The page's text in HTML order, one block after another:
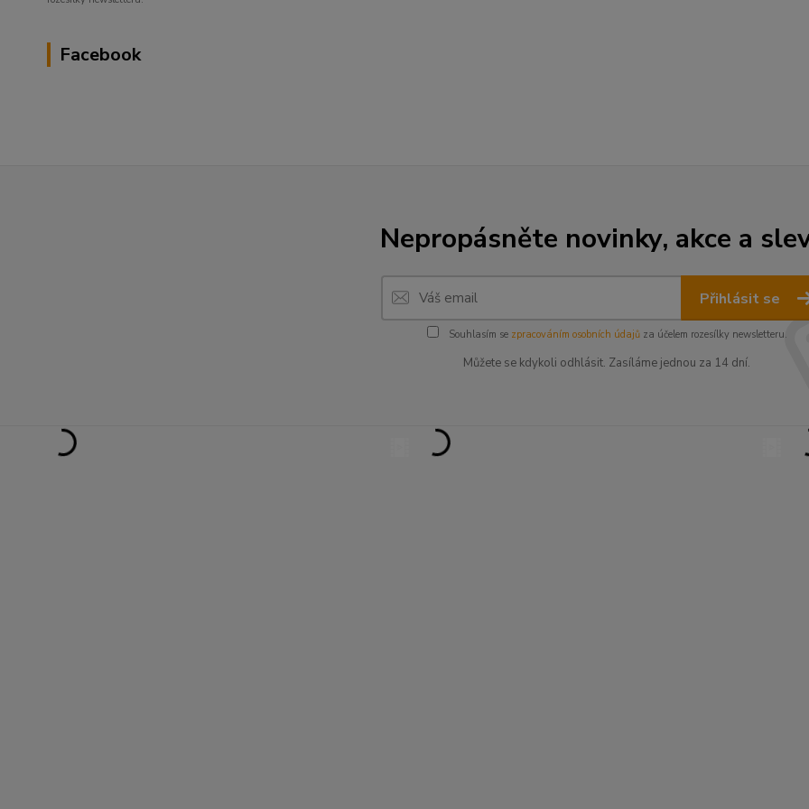
Facebook
Nepropásněte novinky, akce a
Přihlásit se
Souhlasím se zpracováním osobních údajůza účelem rozesílky newsletteru.
Můžete se kdykoli odhlásit. Zasíláme jednou za 14 dní.